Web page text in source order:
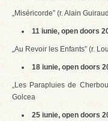
„Miséricorde” (r. Alain
11 iunie, open doors
„Au Revoir les Enfants” (r.
18 iunie, open doors
„Les Parapluies de
Golcea
25 iunie, open doors